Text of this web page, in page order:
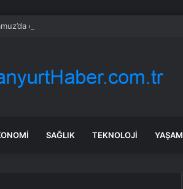
çatışmalara rağmen sabit kaldı
SAĞLIK TEKNOLOJI YAŞAM